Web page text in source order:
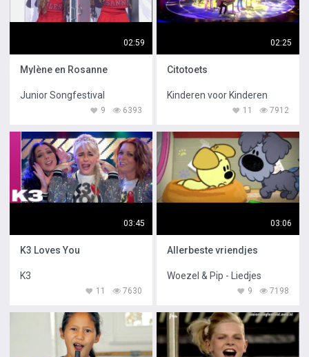
02:59
Mylène en Rosanne
Junior Songfestival
6393
9
02:25
Citotoets
Kinderen voor Kinderen
7912
11
03:45
K3 Loves You
K3
7630
11
03:06
Allerbeste vriendjes
Woezel & Pip - Liedjes
7198
9